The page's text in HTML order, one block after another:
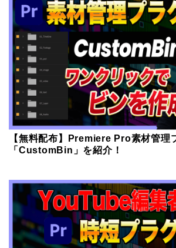
【無料配布】Premiere Pro素材管理
「CustomBin」を紹介！